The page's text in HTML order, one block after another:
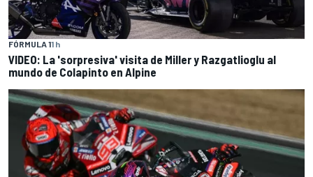
FÓRMULA 11 h
VIDEO: La 'sorpresiva' visita de Miller y Razgatlioglu al
mundo de Colapinto en Alpine